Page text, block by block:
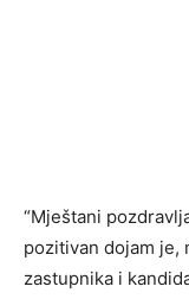
“Mještani
pozitivan dojam je,
zastupnika i